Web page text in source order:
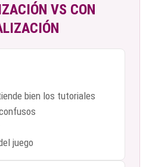
VS CON
bien los tutoriales
juego